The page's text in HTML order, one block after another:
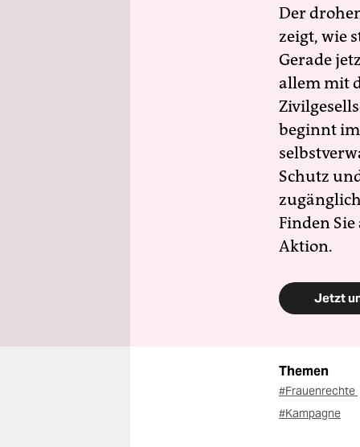
Der
zeigt, wie
Gerade
allem mit
beginnt
Schutz
Finden
Aktion.
Jetzt
Themen
#Frauenrechte
#Kampagne